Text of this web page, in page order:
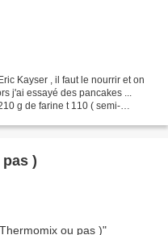
Kayser , il faut le nourrir et on
j'ai essayé des pancakes ...
g de farine t 110 ( semi-
)